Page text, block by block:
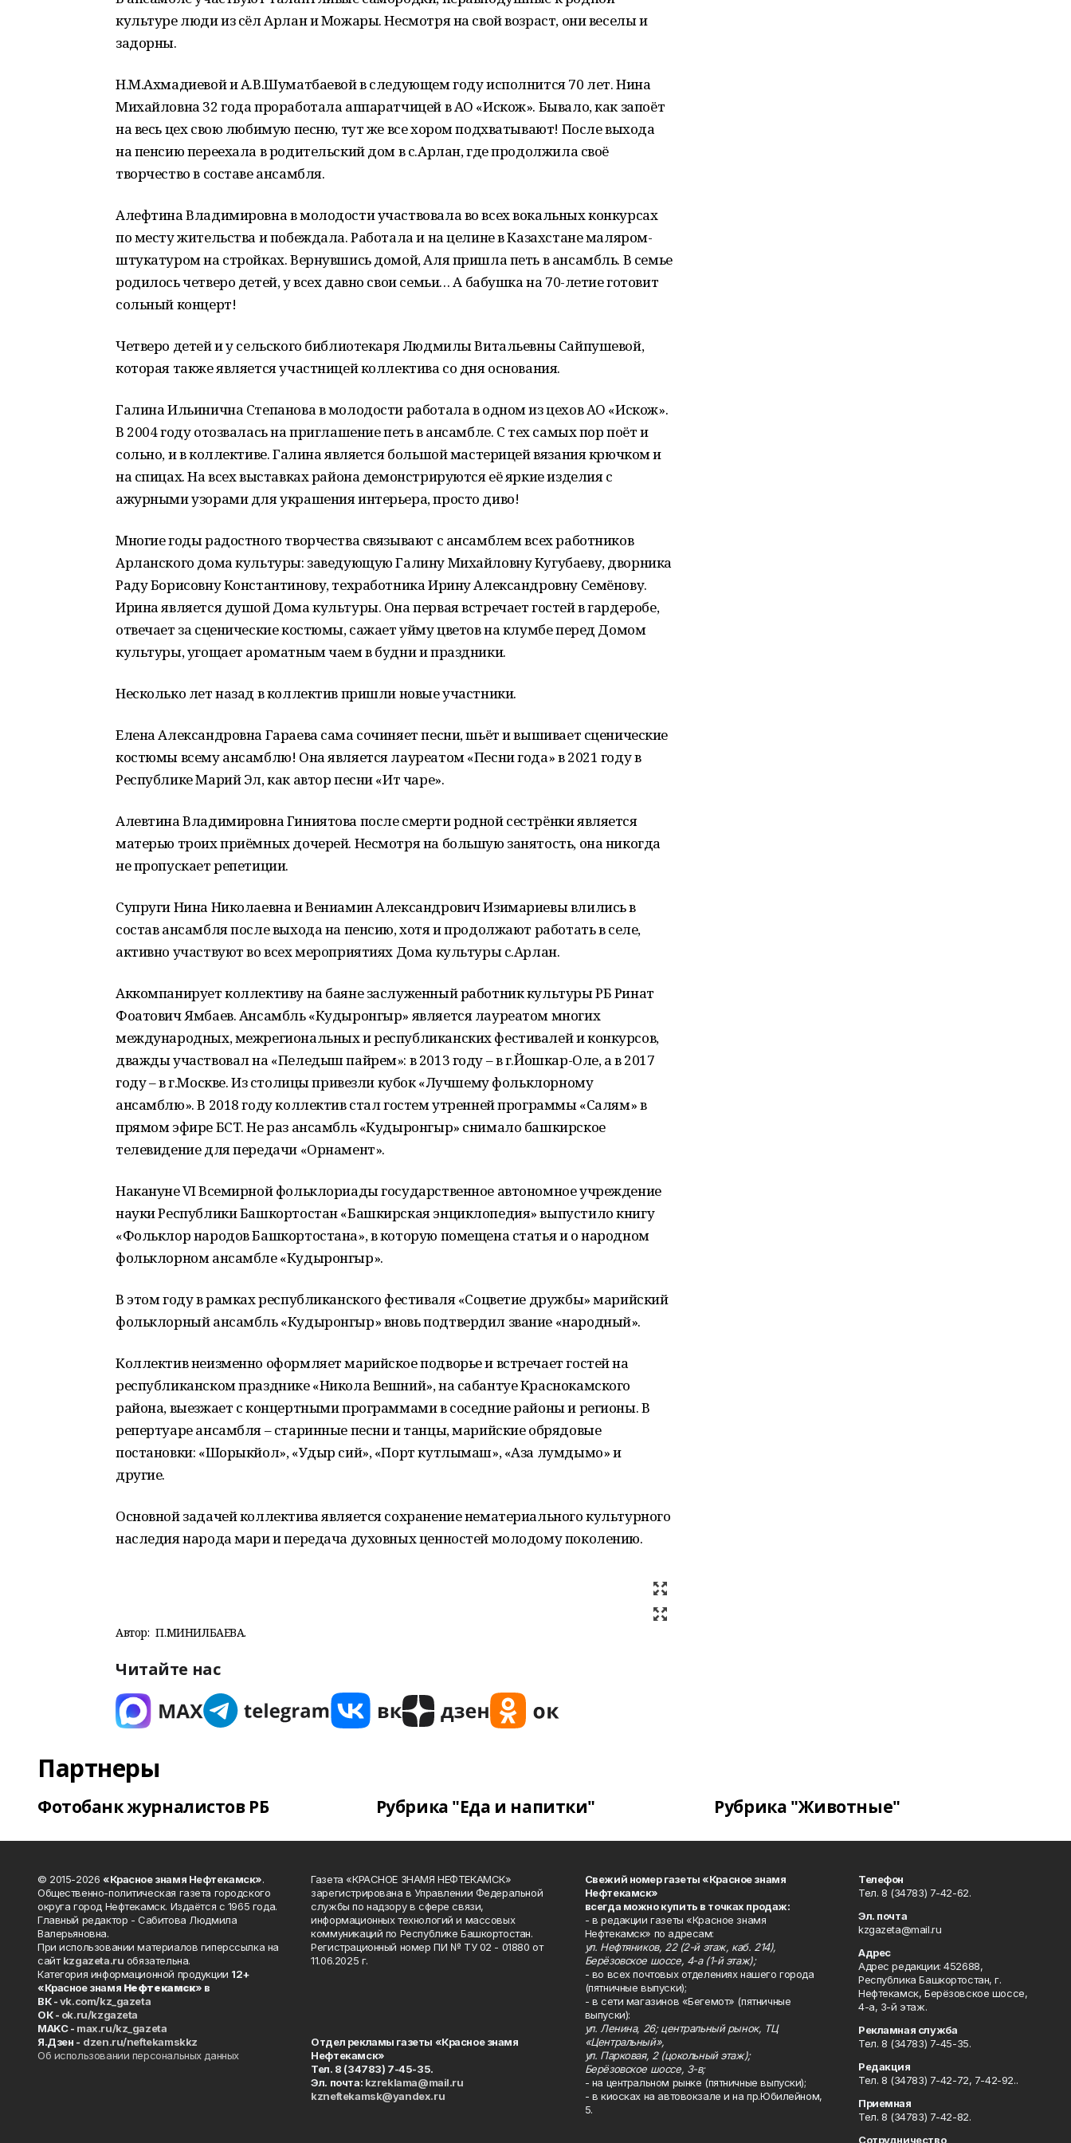
культуре люди из сёл Арлан и Можары. Несмотря на свой возраст, они веселы и
задорны.
Н.М.Ахмадиевой и А.В.Шуматбаевой в следующем году исполнится 70 лет. Нина
Михайловна 32 года проработала аппаратчицей в АО «Искож». Бывало, как запоёт
на весь цех свою любимую песню, тут же все хором подхватывают! После выхода
на пенсию переехала в родительский дом в с.Арлан, где продолжила своё
творчество в составе ансамбля.
Алефтина Владимировна в молодости участвовала во всех вокальных конкурсах
по месту жительства и побеждала. Работала и на целине в Казахстане маляром-
штукатуром на стройках. Вернувшись домой, Аля пришла петь в ансамбль. В семье
родилось четверо детей, у всех давно свои семьи… А бабушка на 70-летие готовит
сольный концерт!
Четверо детей и у сельского библиотекаря Людмилы Витальевны Сайпушевой,
которая также является участницей коллектива со дня основания.
Галина Ильинична Степанова в молодости работала в одном из цехов АО «Искож».
В 2004 году отозвалась на приглашение петь в ансамбле. С тех самых пор поёт и
сольно, и в коллективе. Галина является большой мастерицей вязания крючком и
на спицах. На всех выставках района демонстрируются её яркие изделия с
ажурными узорами для украшения интерьера, просто диво!
Многие годы радостного творчества связывают с ансамблем всех работников
Арланского дома культуры: заведующую Галину Михайловну Кугубаеву, дворника
Раду Борисовну Константинову, техработника Ирину Александровну Семёнову.
Ирина является душой Дома культуры. Она первая встречает гостей в гардеробе,
отвечает за сценические костюмы, сажает уйму цветов на клумбе перед Домом
культуры, угощает ароматным чаем в будни и праздники.
Несколько лет назад в коллектив пришли новые участники.
Елена Александровна Гараева сама сочиняет песни, шьёт и вышивает сценические
костюмы всему ансамблю! Она является лауреатом «Песни года» в 2021 году в
Республике Марий Эл, как автор песни «Ит чаре».
Алевтина Владимировна Гиниятова после смерти родной сестрёнки является
матерью троих приёмных дочерей. Несмотря на большую занятость, она никогда
не пропускает репетиции.
Супруги Нина Николаевна и Вениамин Александрович Изимариевы влились в
состав ансамбля после выхода на пенсию, хотя и продолжают работать в селе,
активно участвуют во всех мероприятиях Дома культуры с.Арлан.
Аккомпанирует коллективу на баяне заслуженный работник культуры РБ Ринат
Фоатович Ямбаев. Ансамбль «Кудыронгыр» является лауреатом многих
международных, межрегиональных и республиканских фестивалей и конкурсов,
дважды участвовал на «Пеледыш пайрем»: в 2013 году – в г.Йошкар-Оле, а в 2017
году – в г.Москве. Из столицы привезли кубок «Лучшему фольклорному
ансамблю». В 2018 году коллектив стал гостем утренней программы «Салям» в
прямом эфире БСТ. Не раз ансамбль «Кудыронгыр» снимало башкирское
телевидение для передачи «Орнамент».
Накануне VI Всемирной фольклориады государственное автономное учреждение
науки Республики Башкортостан «Башкирская энциклопедия» выпустило книгу
«Фольклор народов Башкортостана», в которую помещена статья и о народном
фольклорном ансамбле «Кудыронгыр».
В этом году в рамках республиканского фестиваля «Соцветие дружбы» марийский
фольклорный ансамбль «Кудыронгыр» вновь подтвердил звание «народный».
Коллектив неизменно оформляет марийское подворье и встречает гостей на
республиканском празднике «Никола Вешний», на сабантуе Краснокамского
района, выезжает с концертными программами в соседние районы и регионы. В
репертуаре ансамбля – старинные песни и танцы, марийские обрядовые
постановки: «Шорыкйол», «Удыр сий», «Порт кутлымаш», «Аза лумдымо» и
другие.
Основной задачей коллектива является сохранение нематериального культурного
наследия народа мари и передача духовных ценностей молодому поколению.
Автор: П.МИНИЛБАЕВА.
Читайте нас
Партнеры
Фотобанк журналистов РБ Рубрика "Еда и напитки" Рубрика "Животные"
© 2015-2026 «Красное знамя Нефтекамск».
Общественно-политическая газета городского
округа город Нефтекамск. Издаётся с 1965 года.
Главный редактор - Сабитова Людмила
Валерьяновна.
При использовании материалов гиперссылка на
сайтkzgazeta.ru обязательна.
Категория информационной продукции 12+
«Красное знамя Нефтекамск» в
ВК -vk.com/kz_gazeta
ОК - ok.ru/kzgazeta
MAKC - max.ru/kz_gazeta
Я.Дзен - dzen.ru/neftekamskkz
Об использовании персональных данных
Газета «КРАСНОЕ ЗНАМЯ НЕФТЕКАМСК»
зарегистрирована в Управлении Федеральной
службы по надзору в сфере связи,
информационных технологий и массовых
коммуникаций по Республике Башкортостан.
Регистрационный номер ПИ № ТУ 02 - 01880 от
11.06.2025 г.
Отдел рекламы газеты «Красное знамя
Нефтекамск»
Тел. 8 (34783) 7-45-35.
Эл. почта: kzreklama@mail.ru
kzneftekamsk@yandex.ru
Свежий номер газеты «Красное знамя
Нефтекамск»
всегда можно купить в точках продаж:
- в редакции газеты «Красное знамя
Нефтекамск» по адресам:
ул. Нефтяников, 22 (2-й этаж, каб. 214),
Берёзовское шоссе, 4-а (1-й этаж);
- во всех почтовых отделениях нашего города
(пятничные выпуски);
- в сети магазинов «Бегемот» (пятничные
выпуски):
ул. Ленина, 26; центральный рынок, ТЦ
«Центральный»,
ул. Парковая, 2 (цокольный этаж);
Берёзовское шоссе, 3-в;
- на центральном рынке (пятничные выпуски);
- в киосках на автовокзале и на пр.Юбилейном,
5.
Телефон
Тел. 8 (34783) 7-42-62.
Эл. почта
kzgazeta@mail.ru
Адрес
Адрес редакции: 452688,
Республика Башкортостан, г.
Нефтекамск, Берёзовское шоссе,
4-а, 3-й этаж.
Рекламная служба
Тел. 8 (34783) 7-45-35.
Редакция
Тел. 8 (34783) 7-42-72, 7-42-92..
Приемная
Тел. 8 (34783) 7-42-82.
Сотрудничество